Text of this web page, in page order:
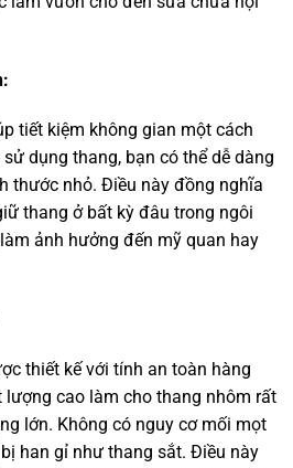
tiết kiệm không gian một cách
dụng thang, bạn có thể dễ dàng
thước nhỏ. Điều này đồng nghĩa
thang ở bất kỳ đâu trong ngôi
ảnh hưởng đến mỹ quan hay
thiết kế với tính an toàn hàng
cao làm cho thang nhôm rất
lớn. Không có nguy cơ mối mọt
han gỉ như thang sắt. Điều này